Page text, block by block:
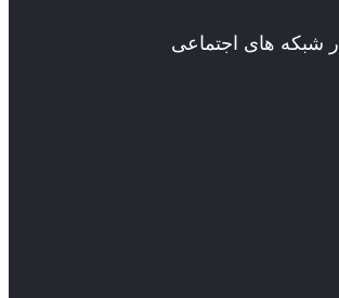
شبکه های اجتماعی